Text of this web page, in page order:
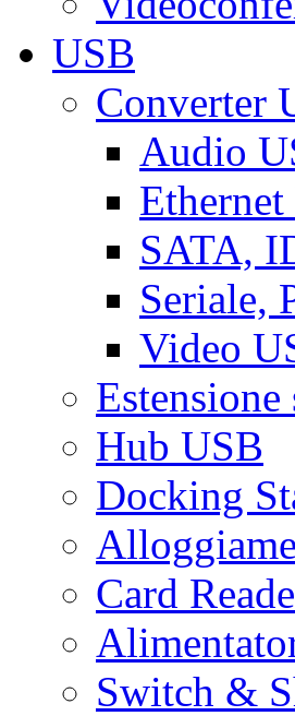
USB
Converter
Audio
SATA,
Seriale,
Video
Hub USB
Docking
Card
Switch &